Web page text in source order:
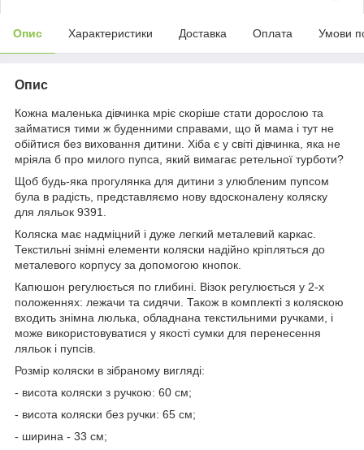
Опис Характеристики Доставка Оплата Умови
Опис
Кожна маленька дівчинка мріє скоріше стати дорослою та
займатися тими ж буденними справами, що й мама і тут не
обійтися без виховання дитини. Хіба є у світі дівчинка, яка не
мріяла б про милого пупса, який вимагає ретельної турботи?
Щоб будь-яка прогулянка для дитини з улюбленим пупсом
була в радість, представляємо нову вдосконалену коляску
для ляльок 9391.
Коляска має надміцний і дуже легкий металевий каркас.
Текстильні знімні елементи коляски надійно кріпляться до
металевого корпусу за допомогою кнопок.
Капюшон регулюється по глибині. Візок регулюється у 2-х
положеннях: лежачи та сидячи. Також в комплекті з коляскою
входить знімна люлька, обладнана текстильними ручками, і
може використовуватися у якості сумки для перенесення
ляльок і пупсів.
Розмір коляски в зібраному вигляді:
- висота коляски з ручкою: 60 см;
- висота коляски без ручки: 65 см;
- ширина - 33 см;